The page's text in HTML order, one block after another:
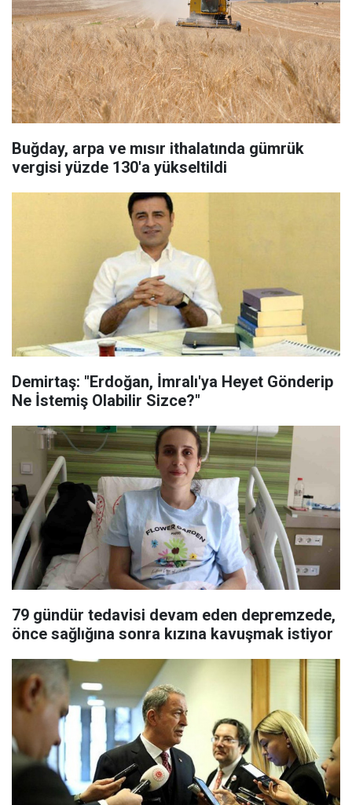
Buğday, arpa ve mısır ithalatında gümrük
vergisi yüzde 130'a yükseltildi
Demirtaş: "Erdoğan, İmralı'ya Heyet Gönderip
Ne İstemiş Olabilir Sizce?"
79 gündür tedavisi devam eden depremzede,
önce sağlığına sonra kızına kavuşmak istiyor